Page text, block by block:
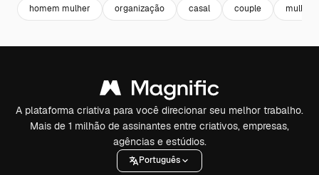
homem mulher organização casal couple mulher
A plataforma criativa para você direcionar seu melhor trabalho.
Mais de 1 milhão de assinantes entre criativos, empresas,
agências e estúdios.
Português